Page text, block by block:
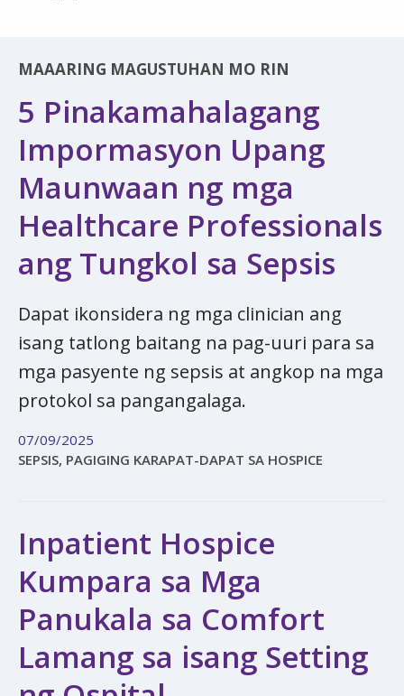
MAAARING MAGUSTUHAN MO RIN
5 Pinakamahalagang
Impormasyon Upang
Maunwaan ng mga
Healthcare Professionals
ang Tungkol sa Sepsis
Dapat ikonsidera ng mga clinician ang
isang tatlong baitang na pag-uuri para sa
mga pasyente ng sepsis at angkop na mga
protokol sa pangangalaga.
07/09/2025
SEPSIS, PAGIGING KARAPAT-DAPAT SA HOSPICE
Inpatient Hospice
Kumpara sa Mga
Panukala sa Comfort​​​​​​​
Lamang sa isang Setting